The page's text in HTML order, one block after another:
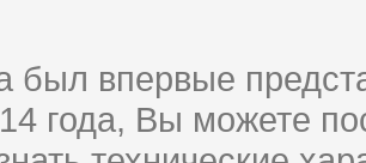
был впервые
года, Вы можете